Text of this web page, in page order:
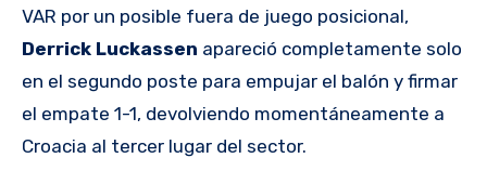
VAR por un posible fuera de juego posicional,
Derrick Luckassen apareció completamente solo
en el segundo poste para empujar el balón y firmar
el empate 1-1, devolviendo momentáneamente a
Croacia al tercer lugar del sector.